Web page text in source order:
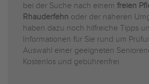
bei der Suche nach einem freien
Rhauderfehn oder der näheren
haben dazu noch hilfreiche Tipps
Informationen für Sie rund um
Auswahl einer geeigneten
Kostenlos und gebührenfrei.